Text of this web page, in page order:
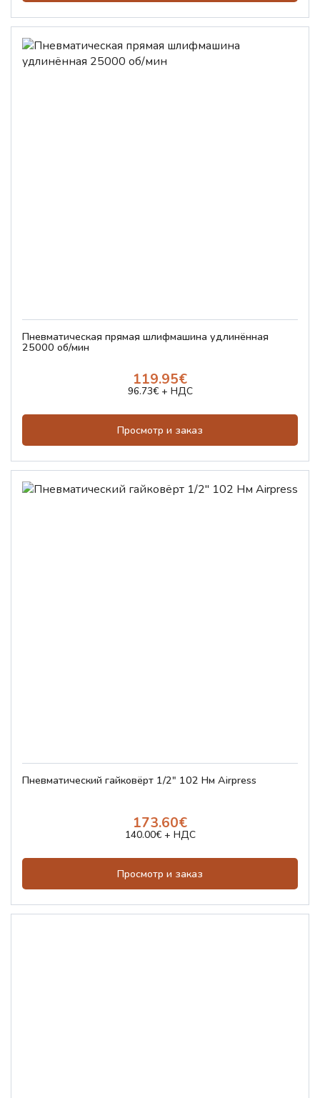
Пневматическая прямая шлифмашина удлинённая
25000 об/мин
119.95€
96.73€ + НДС
Просмотр и заказ
Пневматический гайковёрт 1/2" 102 Нм Airpress
173.60€
140.00€ + НДС
Просмотр и заказ